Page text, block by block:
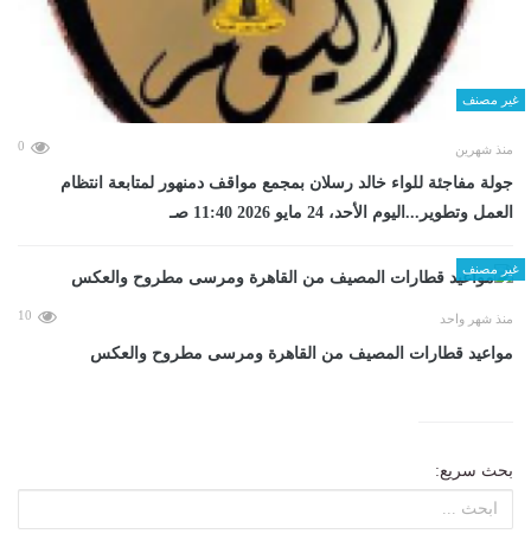
غير مصنف
منذ شهرين 0
جولة مفاجئة للواء خالد رسلان بمجمع مواقف دمنهور لمتابعة انتظام
العمل وتطوير...اليوم الأحد، 24 مايو 2026 11:40 صـ
غير مصنف
منذ شهر واحد 10
مواعيد قطارات المصيف من القاهرة ومرسى مطروح والعكس
بحث سريع: